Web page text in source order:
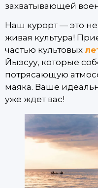
захватывающей
Наш курорт — это
живая культура!
частью культовых
Йыэсуу, которые
потрясающую
маяка. Ваше
уже ждет вас!